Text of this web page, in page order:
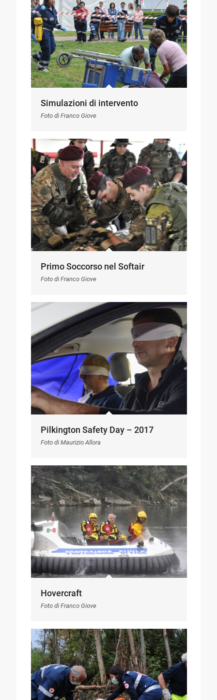
Simulazioni di intervento
Foto di Franco Giove
Primo Soccorso nel Softair
Foto di Franco Giove
Pilkington Safety Day – 2017
Foto di Maurizio Allora
Hovercraft
Foto di Franco Giove